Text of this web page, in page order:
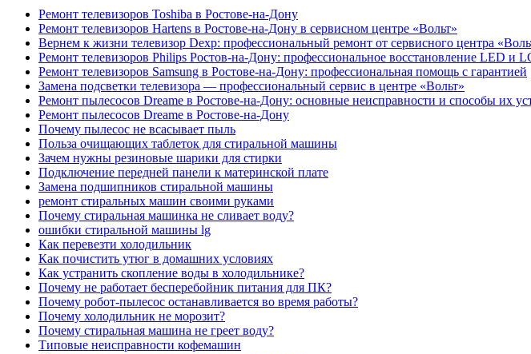
Ремонт телевизоров Toshiba в Ростове-на-Дону
Ремонт телевизоров Hartens в Ростове-на-Дону в сервисном центре «Вольт»
Вернем к жизни телевизор Dexp: профессиональный ремонт от сервисного центра
Ремонт телевизоров Philips Ростов-на-Дону: профессиональное восстановление LED и
Ремонт телевизоров Samsung в Ростове-на-Дону: профессиональная помощь с гарантией
Замена подсветки телевизора — профессиональный сервис в центре «Вольт»
Ремонт пылесосов Dreame в Ростове-на-Дону: основные неисправности и способы их
Ремонт пылесосов Dreame в Ростове-на-Дону
Почему пылесос не всасывает пыль
Польза очищающих таблеток для стиральной машины
Зачем нужны резиновые шарики для стирки
Подключение передней панели к материнской плате
Замена подшипников стиральной машины
ремонт стиральных машин своими руками
Почему стиральная машинка не сливает воду?
ошибки стиральной машины lg
Как перевезти холодильник
Как почистить утюг в домашних условиях
Как устранить скопление воды в холодильнике?
Почему не работает бесперебойник питания для ПК?
Почему робот-пылесос останавливается во время работы?
Почему холодильник не морозит?
Почему стиральная машина не греет воду?
Типовые неисправности кофемашин